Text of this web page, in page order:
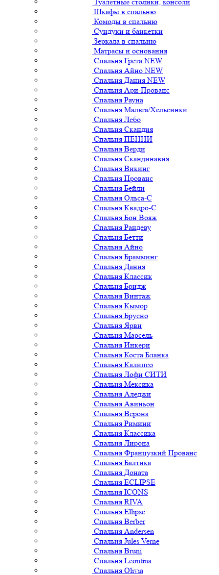
Шкафы в спальню
Комоды в спальню
Сундуки и банкетки
Зеркала в спальню
Матрасы и основания
Спальня Грета NEW
Спальня Айно NEW
Спальня Дания NEW
Спальня Ари-Прованс
Спальня Рауна
Спальня Мальта/Хельсинки
Спальня Лебо
Спальня Скандия
Спальня ПЕННИ
Спальня Верди
Спальня Скандинавия
Спальня Викинг
Спальня Прованс
Спальня Бейли
Спальня Ольса-С
Спальня Квадро-С
Спальня Бон Вояж
Спальня Рандеву
Спальня Бетти
Спальня Айно
Спальня Брамминг
Спальня Дания
Спальня Классик
Спальня Бридж
Спальня Винтаж
Спальня Кымор
Спальня Брусно
Спальня Ярви
Спальня Марсель
Спальня Инкери
Спальня Коста Бланка
Спальня Калипсо
Спальня Лофи СИТИ
Спальня Мексика
Спальня Аледжи
Спальня Авиньон
Спальня Верона
Спальня Римини
Спальня Классика
Спальня Лирона
Спальня Французкий Прованс
Спальня Балтика
Спальня Доната
Спальня ECLIPSE
Спальня ICONS
Спальня RIVA
Спальня Ellipse
Спальня Berber
Спальня Andersen
Спальня Jules Verne
Спальня Bruni
Спальня Leontina
Спальня Olivia